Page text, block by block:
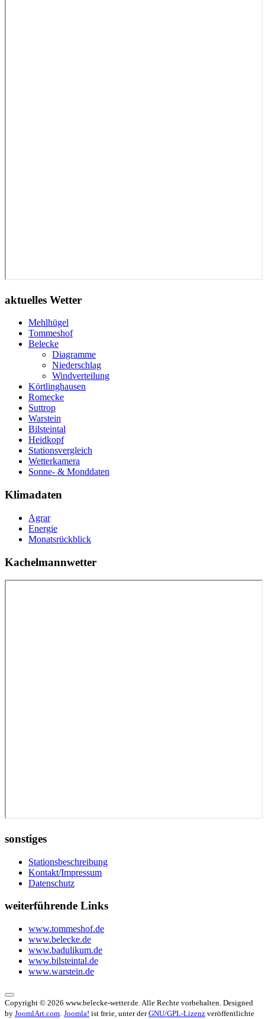
aktuelles Wetter
Mehlhügel
Tommeshof
Belecke
Diagramme
Niederschlag
Windverteilung
Körtlinghausen
Romecke
Suttrop
Warstein
Bilsteintal
Heidkopf
Stationsvergleich
Wetterkamera
Sonne- & Monddaten
Klimadaten
Agrar
Energie
Monatsrückblick
Kachelmannwetter
sonstiges
Stationsbeschreibung
Kontakt/Impressum
Datenschutz
weiterführende Links
www.tommeshof.de
www.belecke.de
www.badulikum.de
www.bilsteintal.de
www.warstein.de
Copyright © 2026 www.belecke-wetter.de. Alle Rechte vorbehalten. Designed
by JoomlArt.com. Joomla! ist freie, unter derGNU/GPL-Lizenz veröffentlichte